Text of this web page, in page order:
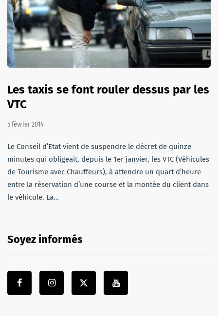
Les taxis se font rouler dessus par les
VTC
5 février 2014
Le Conseil d’Etat vient de suspendre le décret de quinze
minutes qui obligeait, depuis le 1er janvier, les VTC (Véhicules
de Tourisme avec Chauffeurs), à attendre un quart d’heure
entre la réservation d’une course et la montée du client dans
le véhicule. La…
Soyez informés